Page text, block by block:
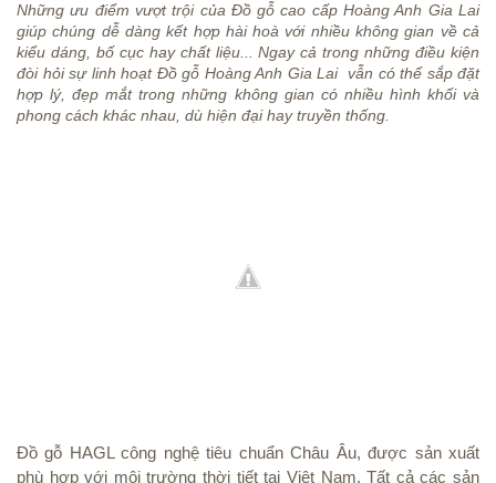
Những ưu điểm vượt trội của Đồ gỗ cao cấp Hoàng Anh Gia Lai
giúp chúng dễ dàng kết hợp hài hoà với nhiều không gian về cả
kiểu dáng, bố cục hay chất liệu... Ngay cả trong những điều kiện
đòi hỏi sự linh hoạt Đồ gỗ Hoàng Anh Gia Lai vẫn có thể sắp đặt
hợp lý, đẹp mắt trong những không gian có nhiều hình khối và
phong cách khác nhau, dù hiện đại hay truyền thống.
Đồ gỗ HAGL công nghệ tiêu chuẩn Châu Âu, được sản xuất
phù hợp với môi trường thời tiết tại Việt Nam. Tất cả các sản